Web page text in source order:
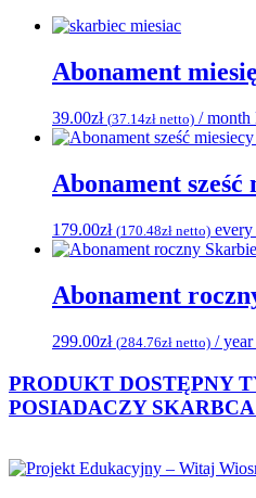
Abonament
39.00zł (37.14zł netto) / month
Abonament sześć
179.00zł (170.48zł netto) every
Abonament
299.00zł (284.76zł netto) / year
PRODUKT DOSTĘPNY
POSIADACZY